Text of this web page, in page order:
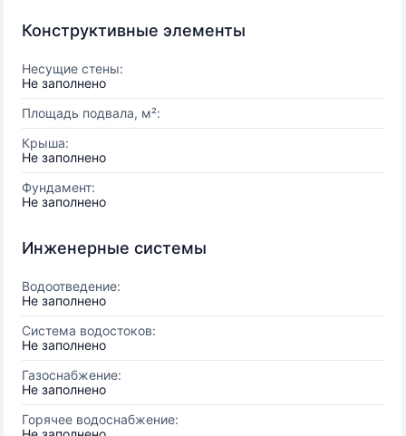
Конструктивные элементы
Несущие стены:
Не заполнено
Площадь подвала, м²:
Крыша:
Не заполнено
Фундамент:
Не заполнено
Инженерные системы
Водоотведение:
Не заполнено
Система водостоков:
Не заполнено
Газоснабжение:
Не заполнено
Горячее водоснабжение: